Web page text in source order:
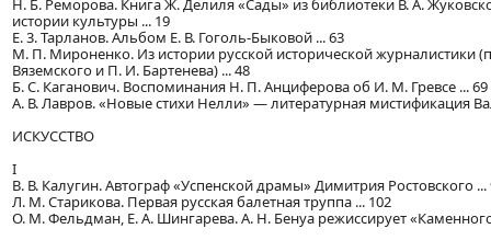
Н. Б. Реморова. Книга Ж. Делиля «Сады» из библиотеки В. А.
истории культуры ... 19
Е. 3. Тарланов. Альбом Е. В. Гоголь-Быковой ... 63
М. П. Мироненко. Из истории русской исторической журналистики
Вяземского и П. И. Бартенева) ... 48
Б. С. Каганович. Воспоминания Н. П. Анциферова об И. М. Гревсе ... 69
A. В. Лавров. «Новые стихи Нелли» — литературная мистификация
ИСКУССТВО
I
B. В. Калугин. Автограф «Успенской драмы» Димитрия Ростовского ...
Л. М. Старикова. Первая русская балетная труппа ... 102
О. М. Фельдман, Е. А. Шингарева. А. Н. Бенуа режиссирует «Каменного